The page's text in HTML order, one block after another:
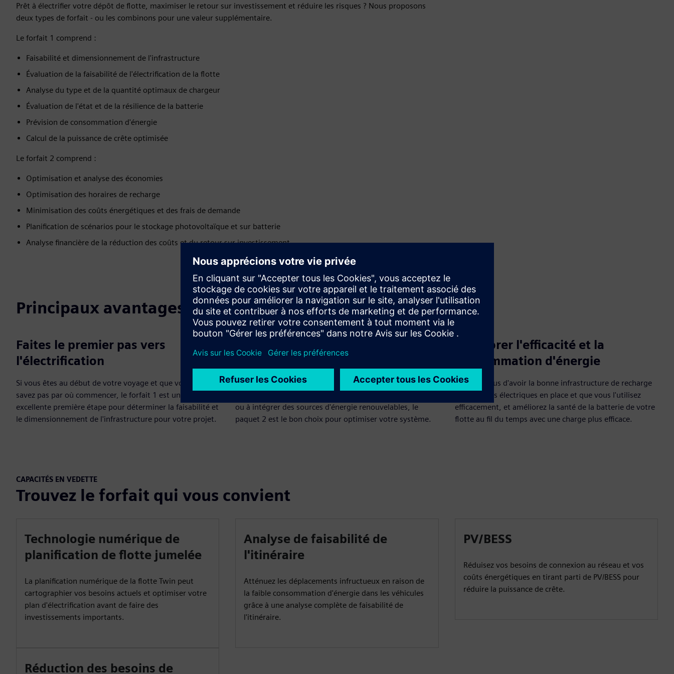
Prêt à électrifier votre dépôt de flotte, maximiser le retour sur investissement et réduire les risques ? Nous proposons
deux types de forfait - ou les combinons pour une valeur supplémentaire.
Le forfait 1 comprend :
Faisabilité et dimensionnement de l'infrastructure
Évaluation de la faisabilité de l'électrification de la flotte
Analyse du type et de la quantité optimaux de chargeur
Évaluation de l'état et de la résilience de la batterie
Prévision de consommation d'énergie
Calcul de la puissance de crête optimisée
Le forfait 2 comprend :
Optimisation et analyse des économies
Optimisation des horaires de recharge
Minimisation des coûts énergétiques et des frais de demande
Planification de scénarios pour le stockage photovoltaïque et sur batterie
Analyse financière de la réduction des coûts et du retour sur investissement
Principaux avantages
Faites le premier pas vers
l'électrification
Si vous êtes au début de votre voyage et que vous ne
savez pas par où commencer, le forfait 1 est une
excellente première étape pour déterminer la faisabilité et
le dimensionnement de l'infrastructure pour votre projet.
d'énergie renouvelable
Si vous exploitez déjà une infrastructure de recharge pour
ou à intégrer des sources d'énergie renouvelables, le
paquet 2 est le bon choix pour optimiser votre système.
Améliorer l'efficacité et la
consommation d'énergie
Assurez-vous d'avoir la bonne infrastructure de recharge
de véhicules électriques en place et que vous l'utilisez
efficacement, et améliorez la santé de la batterie de votre
flotte au fil du temps avec une charge plus efficace.
CAPACITÉS EN VEDETTE
Trouvez le forfait qui vous convient
Technologie numérique de
planification de flotte jumelée
La planification numérique de la flotte Twin peut
cartographier vos besoins actuels et optimiser votre
plan d'électrification avant de faire des
investissements importants.
Analyse de faisabilité de
l'itinéraire
Atténuez les déplacements infructueux en raison de
la faible consommation d'énergie dans les véhicules
grâce à une analyse complète de faisabilité de
l'itinéraire.
PV/BESS
Réduisez vos besoins de connexion au réseau et vos
coûts énergétiques en tirant parti de PV/BESS pour
réduire la puissance de crête.
Réduction des besoins de